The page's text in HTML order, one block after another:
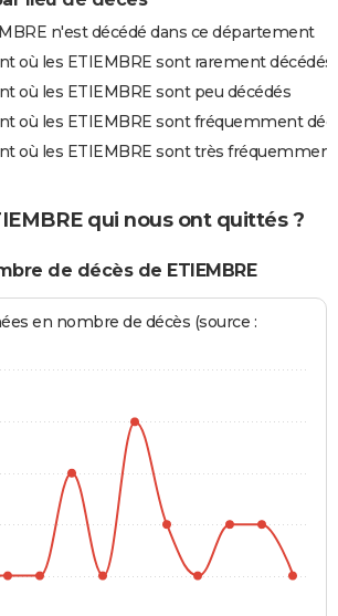
n'est décédé dans ce département
où les ETIEMBRE sont rarement décédés
où les ETIEMBRE sont peu décédés
où les ETIEMBRE sont fréquemment
où les ETIEMBRE sont très
qui nous ont quittés ?
de décès de ETIEMBRE
en nombre de décès (source :